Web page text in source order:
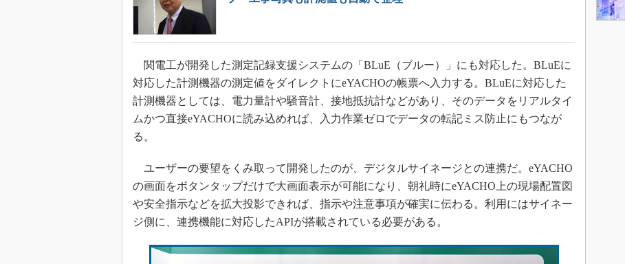
関電工が開発した測定記録支援システムの「BLuE（ブルー）」にも対応した。BLuEに
対応した計測機器の測定値をダイレクトにeYACHOの帳票へ入力する。BLuEに対応した
計測機器としては、電力量計や騒音計、接地抵抗計などがあり、そのデータをリアルタイ
ムかつ直接eYACHOに読み込めれば、入力作業ゼロでデータの転記ミス防止にもつなが
る。
ユーザーの要望をくみ取って開発したのが、デジタルサイネージとの連携だ。eYACHO
の画面をボタンタップだけで大画面表示が可能になり、朝礼時にeYACHO上の現場配置図
や安全指示などを拡大投影できれば、指示や注意事項が確実に伝わる。利用にはサイネー
ジ側に、連携機能に対応したAPIが搭載されている必要がある。